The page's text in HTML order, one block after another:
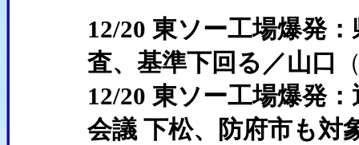
12/20 東ソー工場爆発
査、基準下回る／山口
12/20 東ソー工場爆発
会議 下松、防府市も対